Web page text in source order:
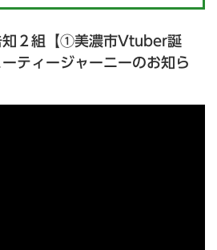
知２組【①美濃市Vtuber誕
ティージャーニーのお知ら